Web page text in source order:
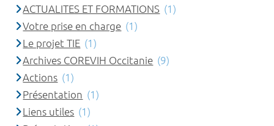
ACTUALITES ET FORMATIONS (1)
Votre prise en charge (1)
Le projet TIE (1)
Archives COREVIH Occitanie (9)
Actions (1)
Présentation (1)
Liens utiles (1)